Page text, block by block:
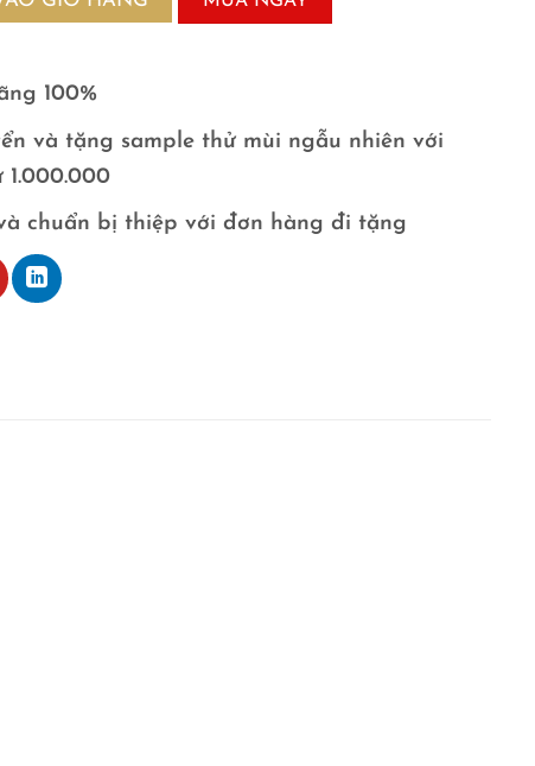
100%
và tặng sample thử mùi ngẫu nhiên với
chuẩn bị thiệp với đơn hàng đi tặng